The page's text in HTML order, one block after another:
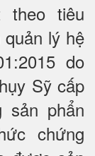
tiêu
lý hệ
do
Sỹ cấp
sản phẩn
chứng